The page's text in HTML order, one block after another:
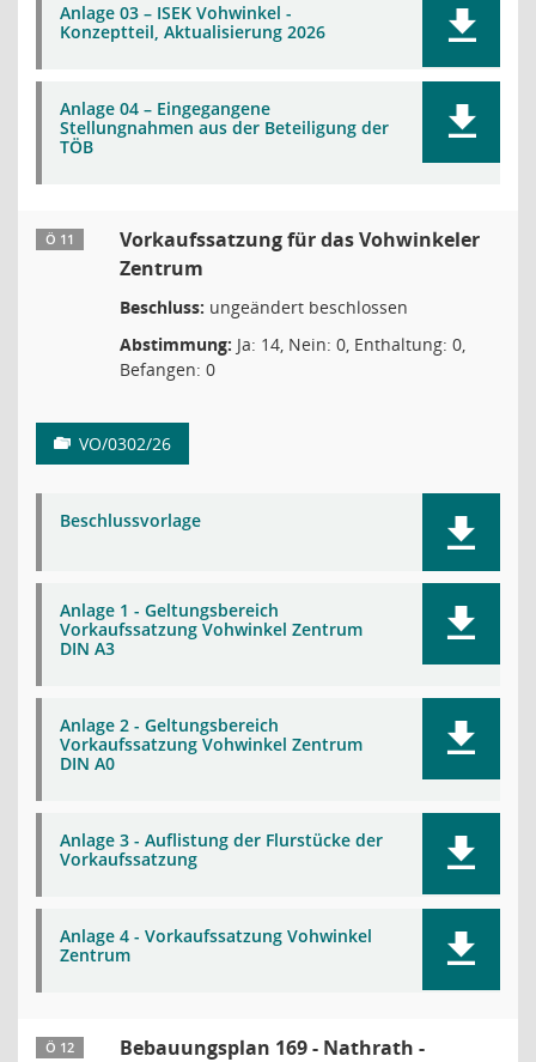
Anlage 03 – ISEK Vohwinkel -
Konzeptteil, Aktualisierung 2026
Anlage 04 – Eingegangene
Stellungnahmen aus der Beteiligung der
TÖB
Ö 11
Vorkaufssatzung für das Vohwinkeler
Zentrum
Beschluss: ungeändert beschlossen
Abstimmung: Ja: 14, Nein: 0, Enthaltung: 0,
Befangen: 0
VO/0302/26
Beschlussvorlage
Anlage 1 - Geltungsbereich
Vorkaufssatzung Vohwinkel Zentrum
DIN A3
Anlage 2 - Geltungsbereich
Vorkaufssatzung Vohwinkel Zentrum
DIN A0
Anlage 3 - Auflistung der Flurstücke der
Vorkaufssatzung
Anlage 4 - Vorkaufssatzung Vohwinkel
Zentrum
Ö 12
Bebauungsplan 169 - Nathrath -